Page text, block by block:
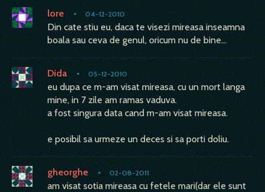
lore • 04-12-2010
Din cate stiu eu, daca te visezi mireasa inseamna
boala sau ceva de genul, oricum nu de bine...
Dida • 05-12-2010
eu dupa ce m-am visat mireasa, cu un mort langa
mine, in 7 zile am ramas vaduva.
a fost singura data cand m-am visat mireasa.
e posibil sa urmeze un deces si sa porti doliu.
gheorghe • 02-08-2011
am visat sotia mireasa cu fetele mari(dar ele sunt